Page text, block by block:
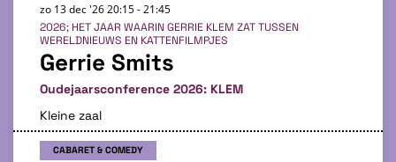
Gerrie Smits
Oudejaarsconference 2026: KLEM
2026; HET JAAR WAARIN GERRIE KLEM ZAT TUSSEN
WERELDNIEUWS EN KATTENFILMPJES
zo 13 dec '2620:15 - 21:45
Kleine zaal
CABARET & COMEDY